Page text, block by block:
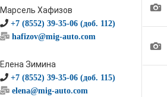
Марсель Хафизов
+7 (8552) 39-35-06 (доб. 112)
hafizov@mig-auto.com
Елена Зимина
+7 (8552) 39-35-06 (доб. 115)
elena@mig-auto.com
1
1